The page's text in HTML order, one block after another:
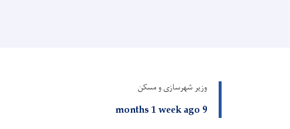
وزیر شهرسازی و مسکن
9 months 1 week ago